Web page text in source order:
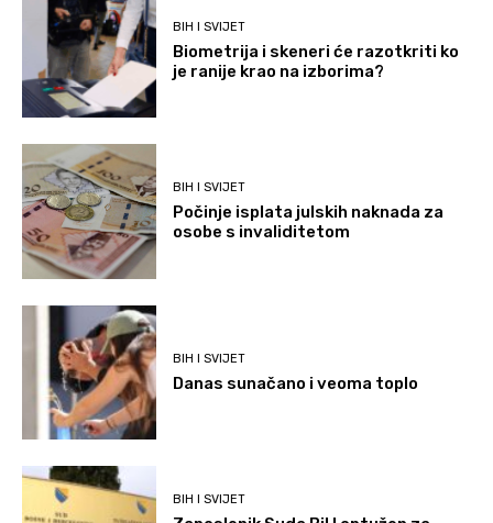
BIH I SVIJET
Biometrija i skeneri će razotkriti ko
je ranije krao na izborima?
BIH I SVIJET
Počinje isplata julskih naknada za
osobe s invaliditetom
BIH I SVIJET
Danas sunačano i veoma toplo
BIH I SVIJET